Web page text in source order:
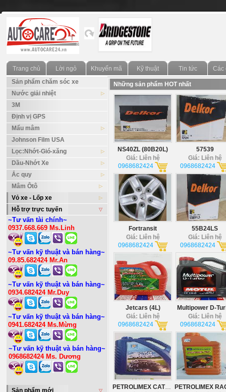
Trang chủ Lời ngỏ Khuyến mãi Kỹ thuật Tin tức
Các
Sản phẩm chăm sóc xe
Nước giải nhiệt
3M
Định vị GPS
Mẩu mâm
Johnson Film USA
Lọc:Nhớt-Gió-xăng
Dầu-Nhớt Xe
Ắc quy
Mâm Ôtô
Vỏ xe - Lốp xe
Hỗ trợ trực tuyến
~Tư vấn tài chính~
0937.668.669 Ms.Linh
~Tư vấn kỹ thuật và bán hàng~
09.85.682424 Mr.An
~Tư vấn kỹ thuật và bán hàng~
0934.682424 Mr.Duy
~Tư vấn kỹ thuật và bán hàng~
0941.682424 Ms.Mừng
~Tư vấn kỹ thuật và bán hàng~
0968682424 Ms. Dương
Sản phẩm mới
Những sản phẩm HOT nhất
NS40ZL (80B20L)
Giá: Liên hệ
0968682424
57539
Giá: Liên hệ
0968682424
Fortransit
Giá: Liên hệ
0968682424
55B24LS
Giá: Liên hệ
0968682424
Jetcars (4L)
Giá: Liên hệ
0968682424
Multipower D-
Giá: Liên hệ
0968682424
PETROLIMEX CATERCI-4 (5L)